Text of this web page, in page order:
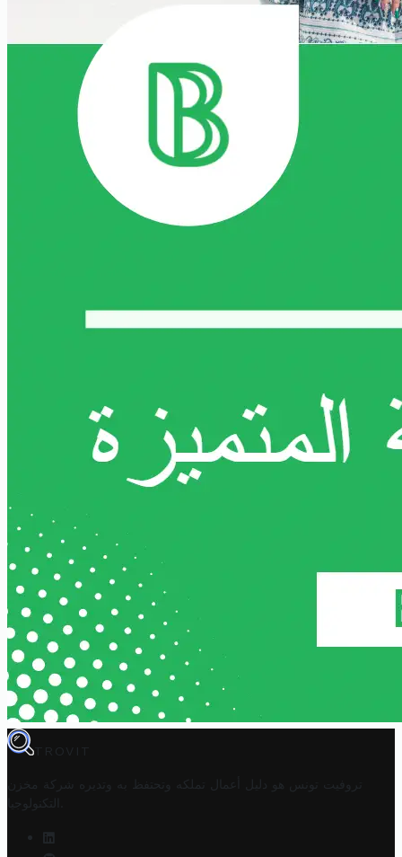
TROVIT
تروفيت تونس هو دليل أعمال تملكه وتحتفظ به وتديره
شركة مخزن
التكنولوجيا